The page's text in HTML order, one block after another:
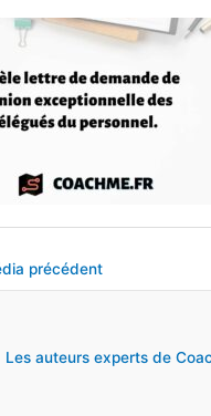
précédent
Les auteurs experts de